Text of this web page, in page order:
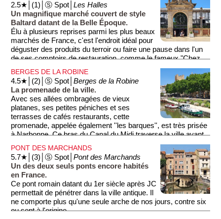
2.5★│(1)│Ⓢ Spot│Les Halles
Un magnifique marché couvert de style
Baltard datant de la Belle Époque.
Élu à plusieurs reprises parmi les plus beaux
marchés de France, c'est l'endroit idéal pour
déguster des produits du terroir ou faire une pause dans l'un
de ses comptoirs de restauration, comme le fameux "Chez
BERGES DE LA ROBINE
4.5★│(2)│Ⓢ Spot│Berges de la Robine
La promenade de la ville.
Avec ses allées ombragées de vieux
platanes, ses petites péniches et ses
terrasses de cafés restaurants, cette
promenade, appelée également ''les barques'', est très prisée
à Narbonne. Ce bras du Canal du Midi traverse la ville avant
de rejoindre la Méditerranée, en passant par la garrigue, le
vignoble et les étangs.
PONT DES MARCHANDS
5.7★│(3)│Ⓢ Spot│Pont des Marchands
Un des deux seuls ponts encore habités
en France.
Ce pont romain datant du 1er siècle après JC
permettait de pénétrer dans la ville antique. Il
ne comporte plus qu'une seule arche de nos jours, contre six
ou sept à l'origine.